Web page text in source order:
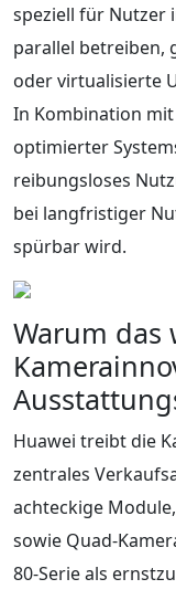
speziell für Nutzer
parallel betreiben,
oder virtualisierte
In Kombination
optimierter
reibungsloses
bei langfristiger
spürbar wird.
Warum das
Huawei treibt die
zentrales
achteckige
sowie
80‑Serie als